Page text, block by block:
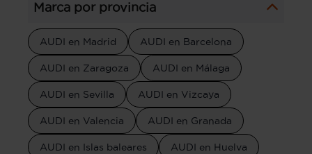
Marca por provincia
AUDI en Madrid AUDI en Barcelona
AUDI en Zaragoza AUDI en Málaga
AUDI en Sevilla AUDI en Vizcaya
AUDI en Valencia AUDI en Granada
AUDI en Islas baleares AUDI en Huelva